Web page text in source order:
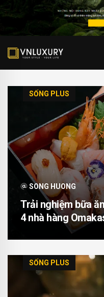
SỐNG PLUS
SONG HUONG
Trải nghiệm bữa
4 nhà hàng
SỐNG PLUS